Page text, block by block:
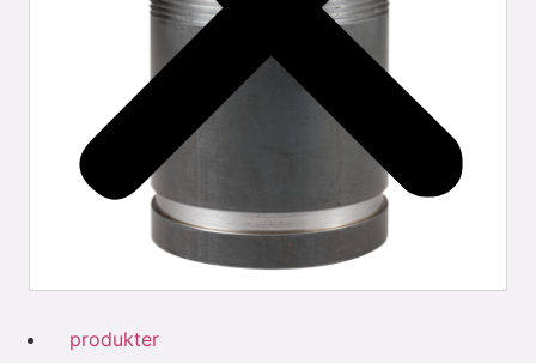
produkter